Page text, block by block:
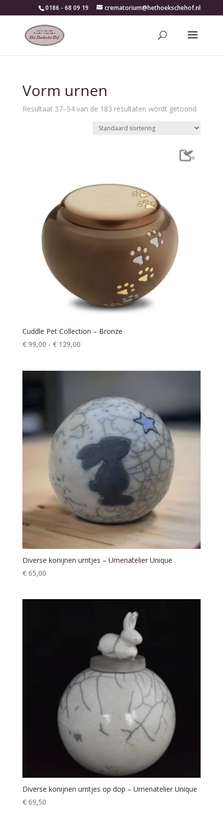
0186 - 68 09 19 crematorium@hethoekschehof.nl
Vorm urnen
Resultaat 37–54 van de 183 resultaten wordt getoond
Cuddle Pet Collection – Bronze
€99,00 - €129,00Prijsklasse:
Diverse konijnen urntjes – Urnenatelier Unique
€65,00
Diverse konijnen urntjes op dop – Urnenatelier Unique
€69,50